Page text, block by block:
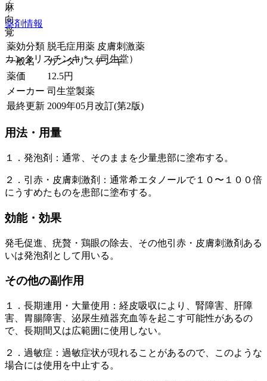
薬剤情報
カンタリスチンキ＊（司生堂）
麻
向
覚
薬効分類 脱毛症用薬 皮膚刺激薬
一般名
カンタリスチンキ
薬価
12.5円
メーカー 司生堂製薬
最終更新 2009年05月改訂(第2版)
用法・用量
１．発泡剤：通常、そのままを少量患部に塗布する。
２．引赤・皮膚刺激剤：通常希エタノールで１０〜１００倍
にうすめたものを患部に塗布する。
効能・効果
発毛促進、疣贅・鶏眼の除去、その他引赤・皮膚刺激剤ある
いは発泡剤として用いる。
その他の副作用
１．長期連用・大量使用：経皮吸収により、腎障害、肝障
害、胃腸障害、泌尿生殖器充血等を起こす可能性があるの
で、長期間又は広範囲に使用しない。
２．過敏症：過敏症状が現れることがあるので、このような
場合には使用を中止する。